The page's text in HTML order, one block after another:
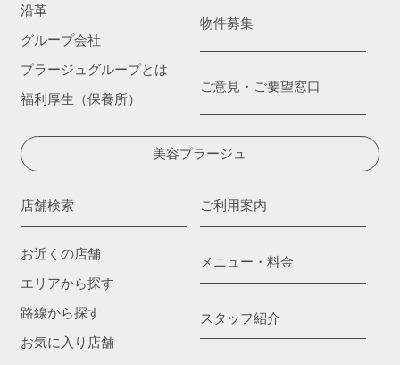
沿革
グループ会社
プラージュグループとは
福利厚生（保養所）
物件募集
ご意見・ご要望窓口
美容プラージュ
店舗検索
お近くの店舗
エリアから探す
路線から探す
お気に入り店舗
ご利用案内
メニュー・料金
スタッフ紹介